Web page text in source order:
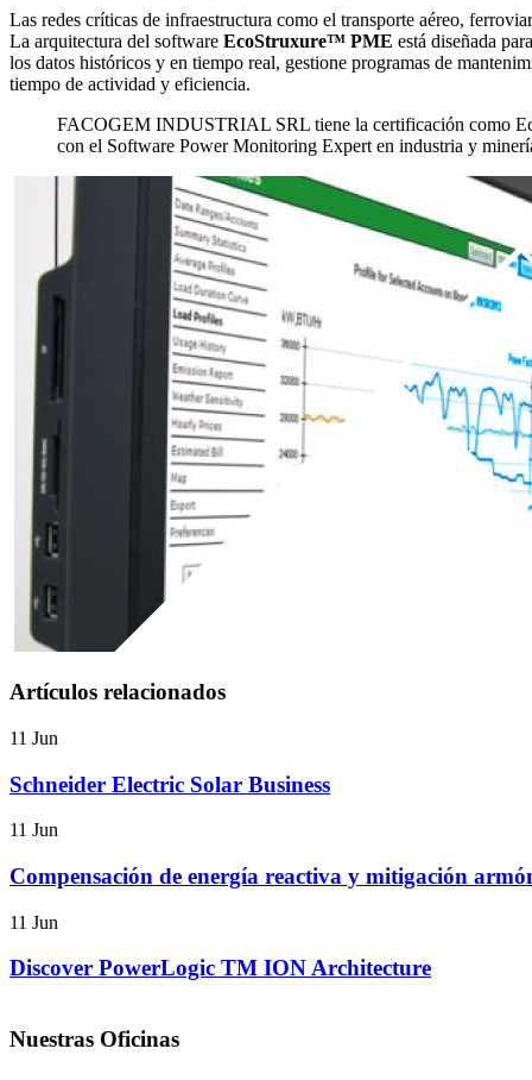
Las redes críticas de infraestructura como el transporte aéreo,
La arquitectura del software EcoStruxure™ PME está diseñada
los datos históricos y en tiempo real, gestione programas de
tiempo de actividad y eficiencia.
FACOGEM INDUSTRIAL SRL tiene la certificación como
con el Software Power Monitoring Expert en industria y
Artículos relacionados
11 Jun
Schneider Electric Solar Business
11 Jun
Compensación de energía reactiva y mitigación
11 Jun
Discover PowerLogic TM ION Architecture
Nuestras Oficinas